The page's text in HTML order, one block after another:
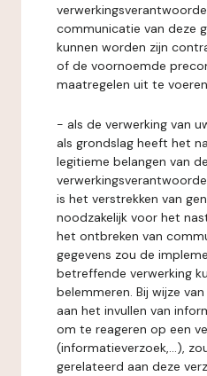
communicatie van deze
kunnen worden zijn
of de voornoemde
maatregelen uit te
- als de verwerking van
als grondslag heeft het
legitieme belangen van de
is het verstrekken van
noodzakelijk voor het
het ontbreken van
gegevens zou de
betreffende verwerking
belemmeren. Bij wijze
aan het invullen van
om te reageren op een
(informatieverzoek,...),
gerelateerd aan deze